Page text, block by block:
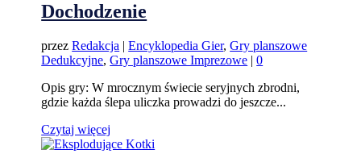
Dochodzenie
przezRedakcja |Encyklopedia Gier,Gry planszowe
Dedukcyjne,Gry planszowe Imprezowe |0
Opis gry: W mrocznym świecie seryjnych zbrodni,
gdzie każda ślepa uliczka prowadzi do jeszcze...
Czytaj więcej